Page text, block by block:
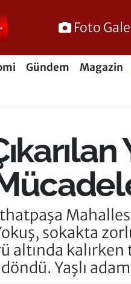
Foto
Gündem Magazin
sokakta
altında
Yaşlı